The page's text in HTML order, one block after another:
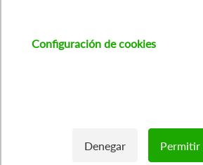
Configuración de cookies
Denegar Permitir
Withdraw consent